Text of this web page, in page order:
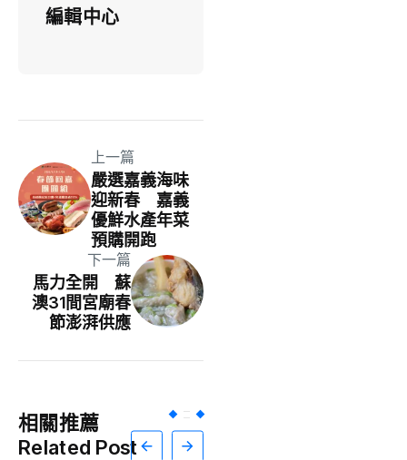
編輯中心
上一篇
嚴選嘉義海味
迎新春 嘉義
優鮮水產年菜
預購開跑
下一篇
馬力全開 蘇
澳31間宮廟春
節澎湃供應
相關推薦
Related Post